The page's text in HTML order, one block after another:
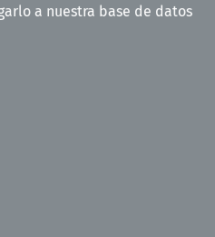
a nuestra base de datos